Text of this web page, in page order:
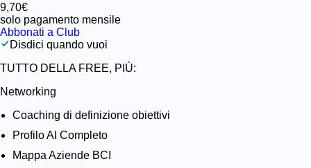
9,70€
solo pagamento mensile
Abbonati a Club
Disdici quando vuoi
TUTTO DELLA FREE, PIÙ:
Networking
Coaching di definizione obiettivi
Profilo AI Completo
Mappa Aziende BCI